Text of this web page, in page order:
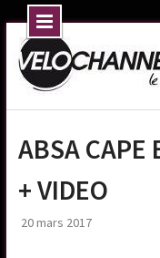
Skip
to
content
ABSA CAPE
+ VIDEO
20 mars 2017